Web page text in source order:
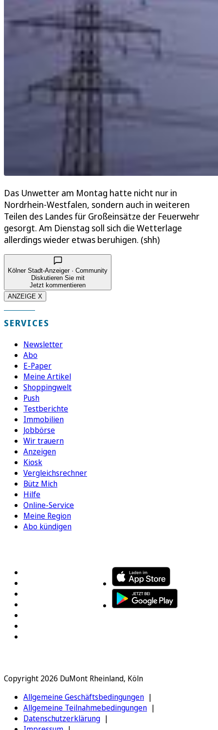
Das Unwetter am Montag hatte nicht nur in
Nordrhein-Westfalen, sondern auch in weiteren
Teilen des Landes für Großeinsätze der Feuerwehr
gesorgt. Am Dienstag soll sich die Wetterlage
allerdings wieder etwas beruhigen. (shh)
Kölner Stadt-Anzeiger · Community
Diskutieren Sie mit
Jetzt kommentieren
ANZEIGE X
SERVICES
Newsletter
Abo
E-Paper
Meine Artikel
Shoppingwelt
Push
Testberichte
Immobilien
Jobbörse
Wir trauern
Anzeigen
Kiosk
Vergleichsrechner
Bütz Mich
Hilfe
Online-Service
Meine Region
Abo kündigen
Copyright 2026 DuMont Rheinland, Köln
Allgemeine Geschäftsbedingungen
Allgemeine Teilnahmebedingungen
Datenschutzerklärung